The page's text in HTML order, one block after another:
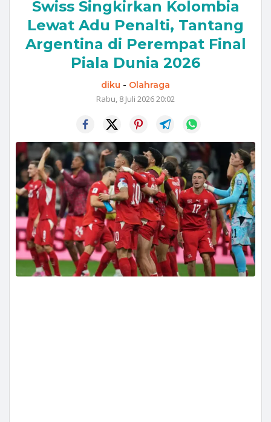
Swiss Singkirkan Kolombia
Lewat Adu Penalti, Tantang
Argentina di Perempat Final
Piala Dunia 2026
diku - Olahraga
Rabu, 8 Juli 2026 20:02